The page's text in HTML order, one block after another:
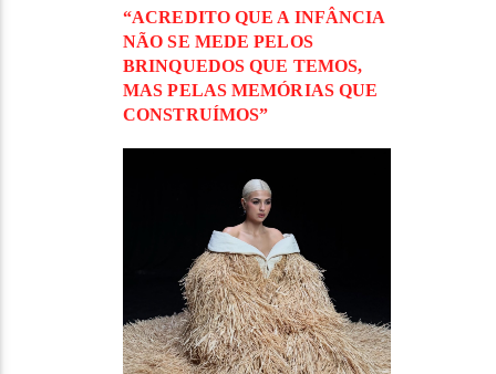
“ACREDITO QUE A INFÂNCIA
NÃO SE MEDE PELOS
BRINQUEDOS QUE TEMOS,
MAS PELAS MEMÓRIAS QUE
CONSTRUÍMOS”